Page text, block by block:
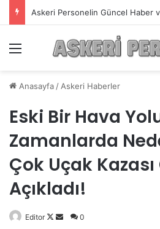
Askeri Personelin Güncel Haber
Anasayfa / Askeri Haberler
Eski Bir Hava
Zamanlarda
Çok Uçak
Açıkladı!
Editor
Follow
Bir
0